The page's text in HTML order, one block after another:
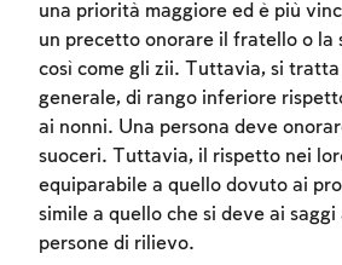
una priorità maggiore ed è più
un precetto onorare il fratello o la
così come gli zii. Tuttavia, si
generale, di rango inferiore
ai nonni. Una persona deve
suoceri. Tuttavia, il rispetto nei
equiparabile a quello dovuto ai
simile a quello che si deve ai
persone di rilievo.
Account
To mark concepts as learned,